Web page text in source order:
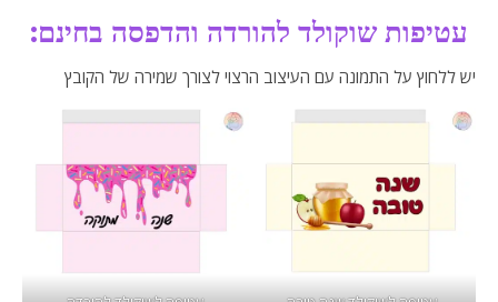
עטיפות שוקולד להורדה והדפסה בחינם:
יש ללחוץ על התמונה עם העיצוב הרצוי לצורך שמירה של הקובץ